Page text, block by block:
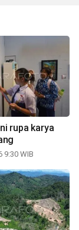
rupa karya
9:30 WIB